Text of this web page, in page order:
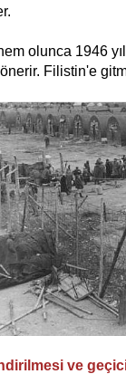
olunca 1946
Filistin'e
ve